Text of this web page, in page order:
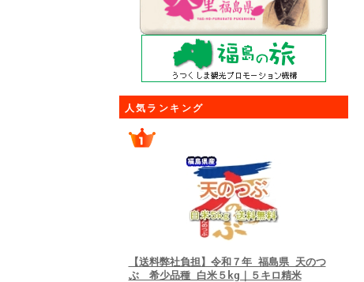
人気ランキング
【送料弊社負担】令和７年 福島県 天のつ
ぶ 希少品種 白米５kg｜５キロ精米